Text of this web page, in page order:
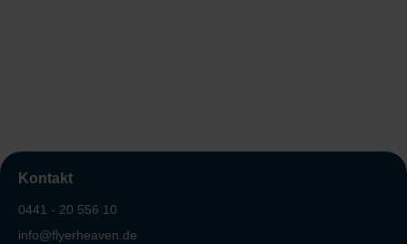
Kontakt
0441 - 20 556 10
info@flyerheaven.de